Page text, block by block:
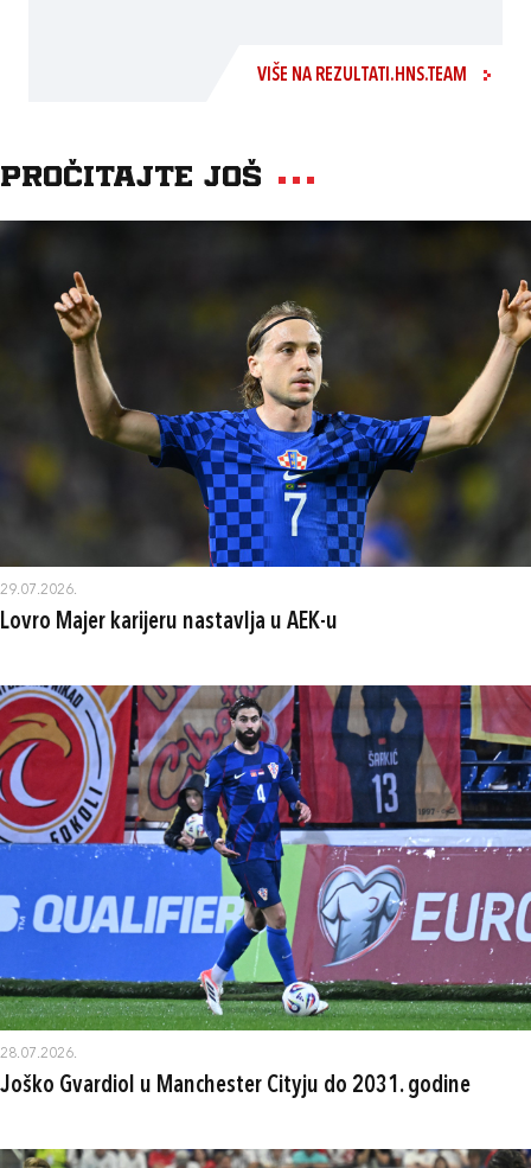
VIŠE NA REZULTATI.HNS.TEAM
Pročitajte još
29.07.2026.
Lovro Majer karijeru nastavlja u AEK-u
28.07.2026.
Joško Gvardiol u Manchester Cityju do 2031. godine